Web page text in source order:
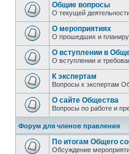
Общие вопросы
О текущей
О мероприятиях
О прошедших и
О вступлении в
О вступлении и
К экспертам
Вопросы к экспертам
О сайте Общества
Вопросы по работе и
Форум для членов правления
По итогам Общего
Обсуждение